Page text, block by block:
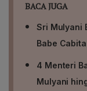
BACA JUGA
Sri Mulyani
Babe
4 Menteri
Mulyani